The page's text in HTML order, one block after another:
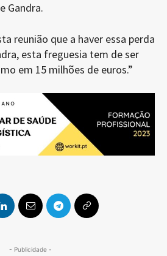
Gandra.
reunião que a haver essa perda
esta freguesia tem de ser
em 15 milhões de euros.”
- Publicidade -